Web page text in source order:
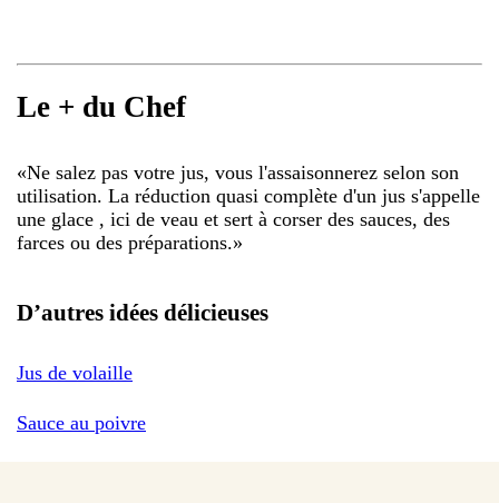
Le + du Chef
«Ne salez pas votre jus, vous l'assaisonnerez selon son
utilisation. La réduction quasi complète d'un jus s'appelle
une glace , ici de veau et sert à corser des sauces, des
farces ou des préparations.»
D’autres idées délicieuses
Jus de volaille
Sauce au poivre